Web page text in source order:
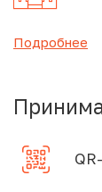
Подробнее